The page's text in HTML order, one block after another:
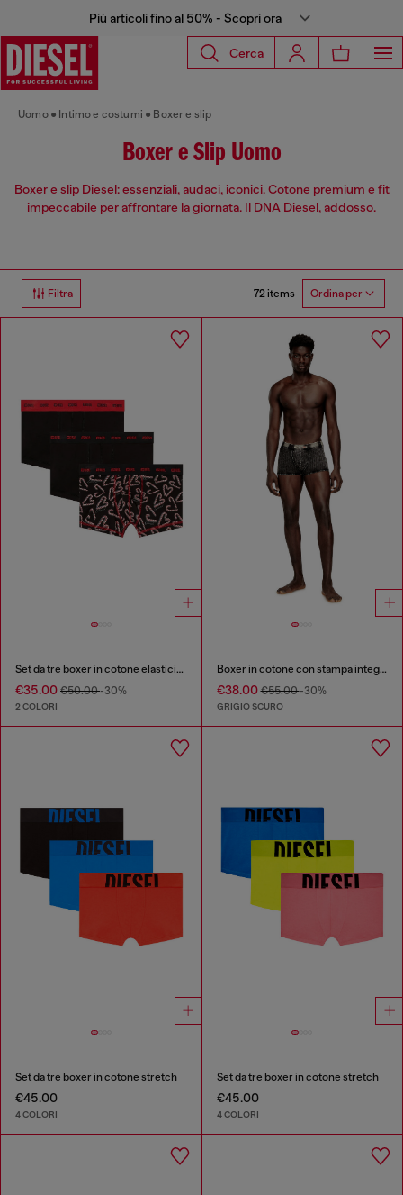
Più articoli fino al 50% - Scopri ora
Cerca
Uomo Intimo e costumi Boxer e slip
Boxer e Slip Uomo
Boxer e slip Diesel: essenziali, audaci, iconici. Cotone premium e fit
impeccabile per affrontare la giornata. Il DNA Diesel, addosso.
Filtra 72 items Ordina per
Set da tre boxer in cotone elasticizzato
€35.00 €50.00-30%
2 COLORI
Boxer in cotone con stampa integrale
€38.00€55.00-30%
GRIGIO SCURO
Set da tre boxer in cotone stretch
€45.00
4 COLORI
Set da tre boxer in cotone stretch
€45.00
4 COLORI